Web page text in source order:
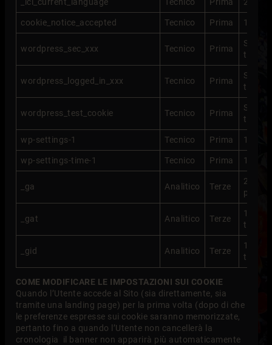
cookie_notice_accepted Tecnico Prima 1 mese
wordpress_sec_xxx Tecnico Prima
wordpress_logged_in_xxx Tecnico Prima
wordpress_test_cookie Tecnico Prima
wp-settings-1 Tecnico Prima 1
wp-settings-time-1 Tecnico Prima 1
_ga Analitico Terze
2 anni
_gat Analitico Terze
1
_gid Analitico Terze
1
COME MODIFICARE LE IMPOSTAZIONI SUI COOKIE
Quando l’Utente accede al Sito (sia direttamente, sia
tramite una landing page) per la prima volta (dopo di che
le preferenze espresse sui cookie saranno memorizzate,
pertanto fino a quando l’Utente non cancellerà la
cronologia il banner non apparirà più automaticamente